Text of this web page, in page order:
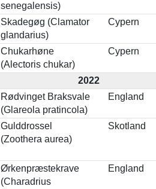
senegalensis)
Skadegøg (Clamator
glandarius)
Cypern
Chukarhøne
(Alectoris chukar)
Cypern
2022
Rødvinget Braksvale
(Glareola pratincola)
England
Gulddrossel
(Zoothera aurea)
Skotland
Ørkenpræstekrave
(Charadrius
England